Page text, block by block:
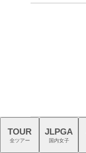
TOUR
全ツアー
JLPGA
国内女子